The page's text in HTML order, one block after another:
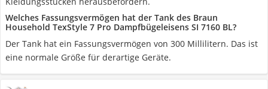
Welches Fassungsvermögen hat der Tank des Braun
Household TexStyle 7 Pro Dampfbügeleisens SI 7160 BL?
Der Tank hat ein Fassungsvermögen von 300 Millilitern. Das ist
eine normale Größe für derartige Geräte.